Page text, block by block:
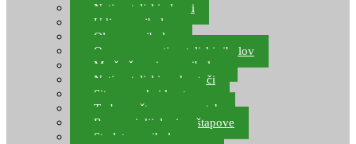
Natjecateljski plovci
Udice za ribolov
Olovo za ribolov
Oprema za natjecateljski ribolov
Mreže čuvarice za ribolov
Natjecateljski podmetači
Sito, posude i kante
Torbe za štapove – match
Rezervni dijelovi za štapove
Starlete za ribolov